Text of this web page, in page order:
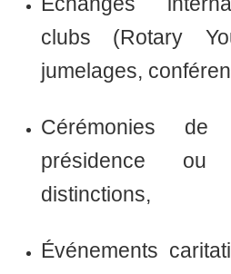
clubs (Rotary
jumelages,
Cérémonies de
présidence ou
distinctions,
Événements